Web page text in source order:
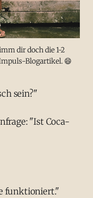
dir doch die 1-2
Blogartikel. 😄
sein?"
"Ist Coca-
funktioniert."